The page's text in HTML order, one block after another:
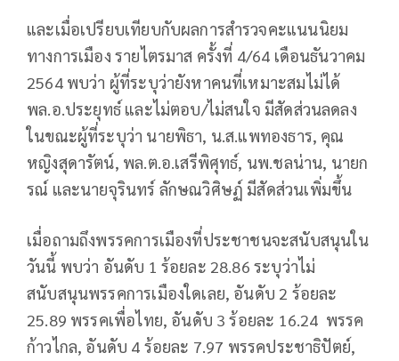
และเมื่อเปรียบเทียบกับผลการสำรวจคะแนนนิยม
ทางการเมือง รายไตรมาส ครั้งที่ 4/64 เดือนธันวาคม
2564 พบว่า ผู้ที่ระบุว่ายังหาคนที่เหมาะสมไม่ได้
พล.อ.ประยุทธ์ และไม่ตอบ/ไม่สนใจ มีสัดส่วนลดลง
ในขณะผู้ที่ระบุว่า นายพิธา, น.ส.แพทองธาร, คุณ
หญิงสุดารัตน์, พล.ต.อ.เสรีพิศุทธ์, นพ.ชลน่าน, นายก
รณ์ และนายจุรินทร์ ลักษณวิศิษฏ์ มีสัดส่วนเพิ่มขึ้น
เมื่อถามถึงพรรคการเมืองที่ประชาชนจะสนับสนุนใน
วันนี้ พบว่า อันดับ 1 ร้อยละ 28.86 ระบุว่าไม่
สนับสนุนพรรคการเมืองใดเลย, อันดับ 2 ร้อยละ
25.89 พรรคเพื่อไทย, อันดับ 3 ร้อยละ 16.24 พรรค
ก้าวไกล, อันดับ 4 ร้อยละ 7.97 พรรคประชาธิปัตย์,